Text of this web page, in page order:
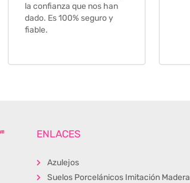
ENLACES
Azulejos
Suelos Porcelánicos Imitación Madera